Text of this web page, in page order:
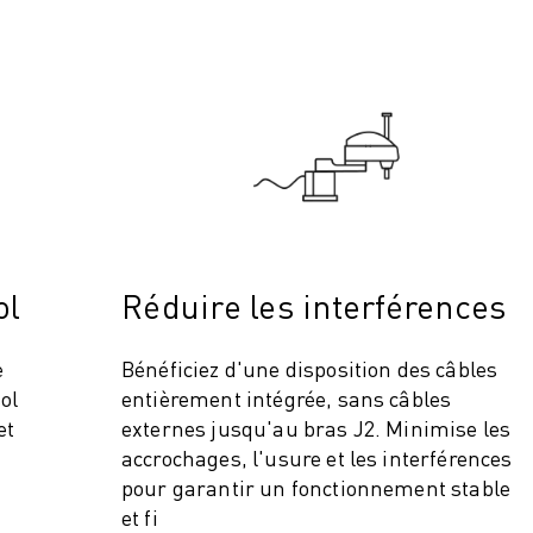
DE LA PRODUCTION (IOT)
Réduire les interférences
Bénéficiez d'une disposition des câbles
entièrement intégrée, sans câbles
externes jusqu'au bras J2. Minimise les
accrochages, l'usure et les interférences
pour garantir un fonctionnement stable
et fi